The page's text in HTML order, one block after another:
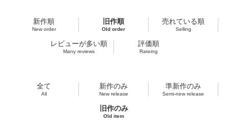
新作順
New order
旧作順
Old order
売れている順
Selling
レビューが多い順
Many reviews
評価順
Rateing
全て
All
新作のみ
New release
準新作のみ
Semi-new release
旧作のみ
Old item